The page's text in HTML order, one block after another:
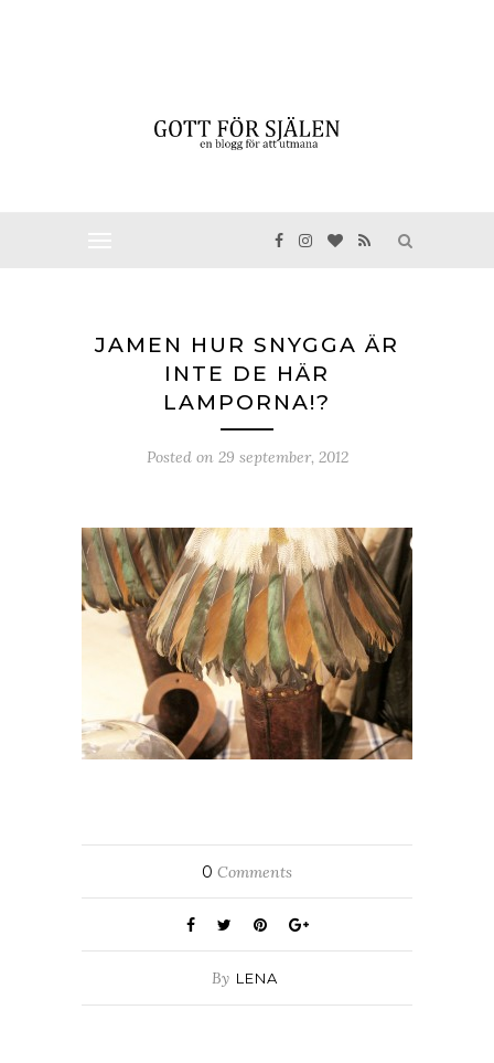
JAMEN HUR SNYGGA ÄR
INTE DE HÄR
LAMPORNA!?
Posted on 29 september, 2012
0 Comments
By LENA